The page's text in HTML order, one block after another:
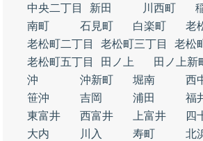
中央二丁目 新田 川西町
南町
石見町 白楽町
老
老松町二丁目
老松町三丁目
老松
老松町五丁目
田ノ上 田ノ上新
沖
沖新町 堀南
西
笹沖
吉岡 浦田
福
東富井
西富井 上富井
四
大内
川入 寿町
北